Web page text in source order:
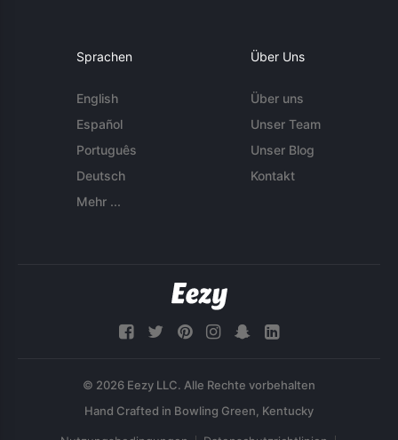
Sprachen
English
Español
Português
Deutsch
Mehr ...
Über Uns
Über uns
Unser Team
Unser Blog
Kontakt
© 2026 Eezy LLC. Alle Rechte vorbehalten